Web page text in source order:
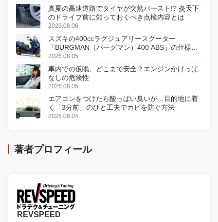
真夏の高速道路でタイヤが突然バースト!? 炎天下
のドライブ前に知っておくべき点検内容とは
2026.08.06
スズキの400ccラグジュアリースクーター
「BURGMAN（バーグマン）400 ABS」の仕様を
変更し、8月18日に発売
2026.08.05
車内での仮眠、どこまで安全？エンジンかけっぱ
なしの危険性
2026.08.05
エアコンをつけたら酸っぱい臭いが…目的地に着
く「3分前」のひと工夫でカビを防ぐ方法
2026.08.04
著者プロフィール
REVSPEED